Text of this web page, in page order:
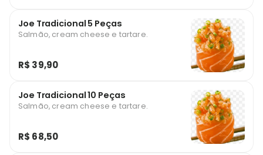
Joe Tradicional 5 Peças
Salmão, cream cheese e tartare.
R$ 39,90
Joe Tradicional 10 Peças
Salmão, cream cheese e tartare.
R$ 68,50